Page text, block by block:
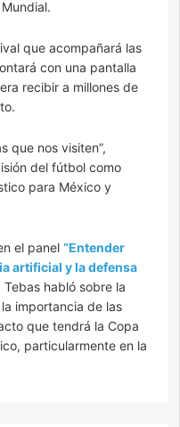
que acompañará las
con una pantalla
recibir a millones de
que nos visiten”,
del fútbol como
para México y
el panel “Entender
artificial y la defensa
Tebas habló sobre la
importancia de las
que tendrá la Copa
particularmente en la